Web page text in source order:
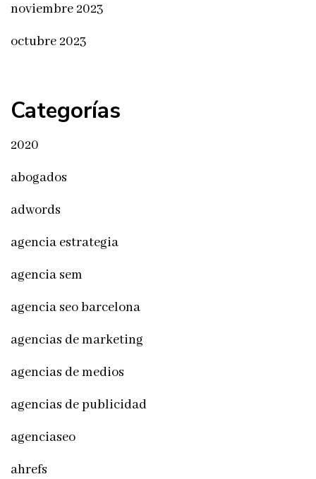
noviembre 2023
octubre 2023
Categorías
2020
abogados
adwords
agencia estrategia
agencia sem
agencia seo barcelona
agencias de marketing
agencias de medios
agencias de publicidad
agenciaseo
ahrefs